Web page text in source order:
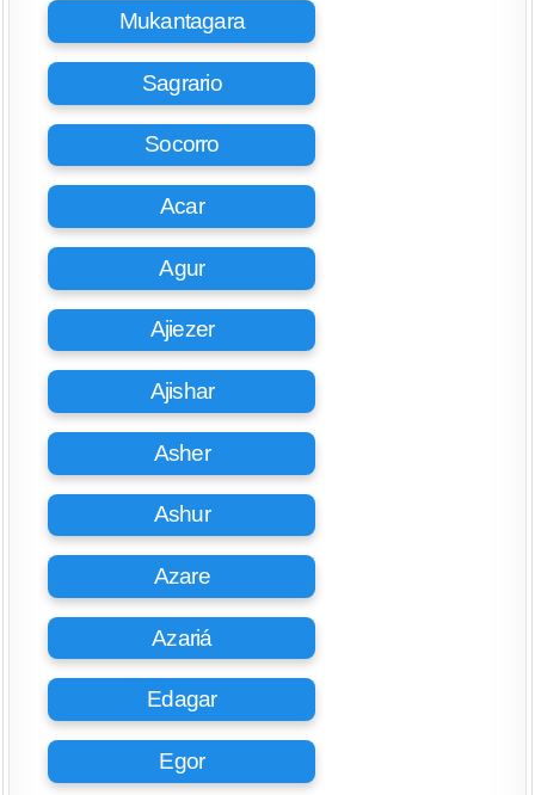
Mukantagara
Sagrario
Socorro
Acar
Agur
Ajiezer
Ajishar
Asher
Ashur
Azare
Azariá
Edagar
Egor